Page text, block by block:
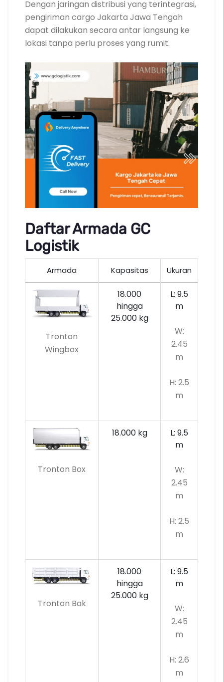
Dengan jaringan distribusi yang terintegrasi,
pengiriman cargo Jakarta Jawa Tengah
dapat dilakukan secara antar langsung ke
lokasi tanpa perlu proses yang rumit.
Daftar Armada GC
Logistik
Armada Kapasitas Ukuran
Tronton
Wingbox
18.000
hingga
25.000 kg
L: 9.5
m
W:
2.45
m
H: 2.5
m
Tronton Box
18.000 kg
L: 9.5
m
W:
2.45
m
H: 2.5
m
Tronton Bak
18.000
hingga
25.000 kg
L: 9.5
m
W:
2.45
m
H: 2.6
m